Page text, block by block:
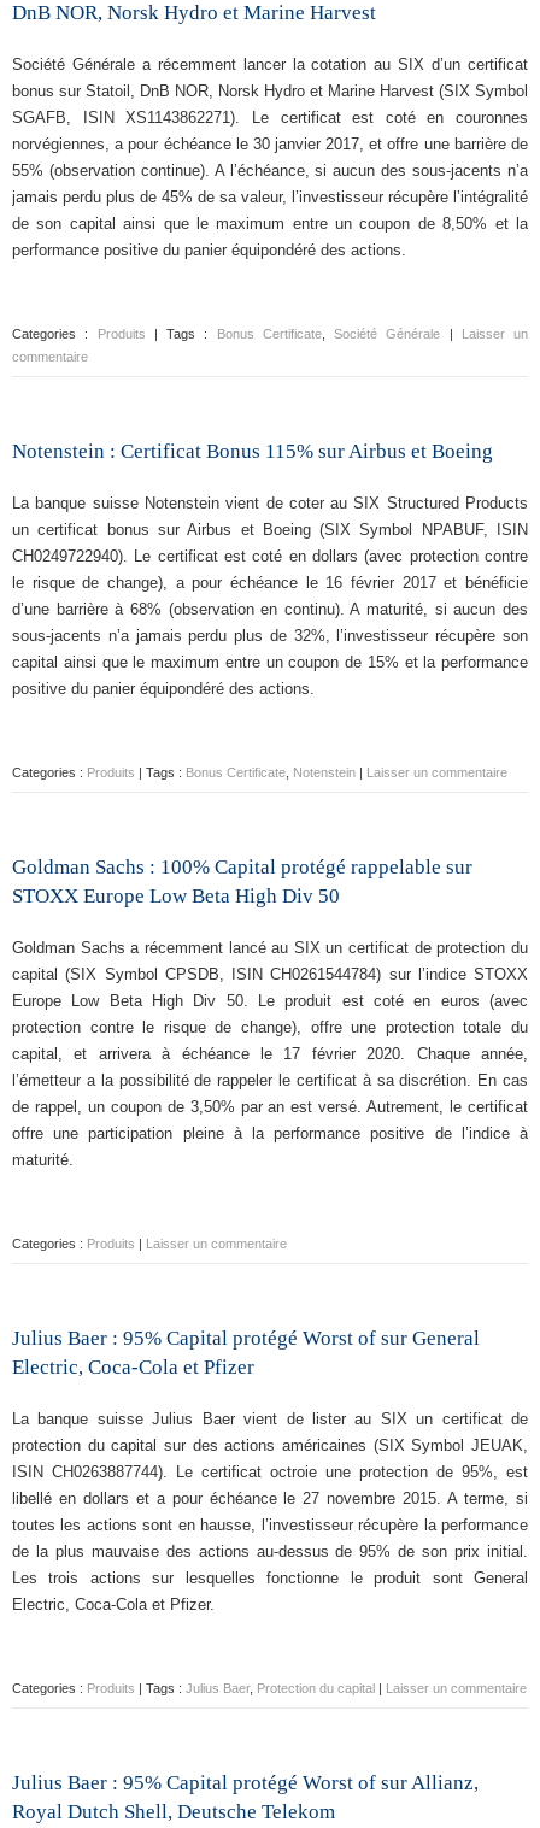
DnB NOR, Norsk Hydro et Marine Harvest
Société Générale a récemment lancer la cotation au SIX d’un certificat
bonus sur Statoil, DnB NOR, Norsk Hydro et Marine Harvest (SIX Symbol
SGAFB, ISIN XS1143862271). Le certificat est coté en couronnes
norvégiennes, a pour échéance le 30 janvier 2017, et offre une barrière de
55% (observation continue). A l’échéance, si aucun des sous-jacents n’a
jamais perdu plus de 45% de sa valeur, l’investisseur récupère l’intégralité
de son capital ainsi que le maximum entre un coupon de 8,50% et la
performance positive du panier équipondéré des actions.
Categories : Produits | Tags : Bonus Certificate, Société Générale |
Laisser un
commentaire
Notenstein : Certificat Bonus 115% sur Airbus et Boeing
La banque suisse Notenstein vient de coter au SIX Structured Products
un certificat bonus sur Airbus et Boeing (SIX Symbol NPABUF, ISIN
CH0249722940). Le certificat est coté en dollars (avec protection contre
le risque de change), a pour échéance le 16 février 2017 et bénéficie
d’une barrière à 68% (observation en continu). A maturité, si aucun des
sous-jacents n’a jamais perdu plus de 32%, l’investisseur récupère son
capital ainsi que le maximum entre un coupon de 15% et la performance
positive du panier équipondéré des actions.
Categories : Produits | Tags : Bonus Certificate Notenstein | Laisser un commentaire
Goldman Sachs : 100% Capital protégé rappelable sur
STOXX Europe Low Beta High Div 50
Goldman Sachs a récemment lancé au SIX un certificat de protection du
capital (SIX Symbol CPSDB, ISIN CH0261544784) sur l’indice STOXX
Europe Low Beta High Div 50. Le produit est coté en euros (avec
protection contre le risque de change), offre une protection totale du
capital, et arrivera à échéance le 17 février 2020. Chaque année,
l’émetteur a la possibilité de rappeler le certificat à sa discrétion. En cas
de rappel, un coupon de 3,50% par an est versé. Autrement, le certificat
offre une participation pleine à la performance positive de l’indice à
maturité.
Categories : Produits | Laisser un commentaire
Julius Baer : 95% Capital protégé Worst of sur General
Electric, Coca-Cola et Pfizer
La banque suisse Julius Baer vient de lister au SIX un certificat de
protection du capital sur des actions américaines (SIX Symbol JEUAK,
ISIN CH0263887744). Le certificat octroie une protection de 95%, est
libellé en dollars et a pour échéance le 27 novembre 2015. A terme, si
toutes les actions sont en hausse, l’investisseur récupère la performance
de la plus mauvaise des actions au-dessus de 95% de son prix initial.
Les trois actions sur lesquelles fonctionne le produit sont General
Electric, Coca-Cola et Pfizer.
Categories : Produits | Tags : Julius Baer, Protection du capital | Laisser un commentaire
Julius Baer : 95% Capital protégé Worst of sur Allianz,
Royal Dutch Shell, Deutsche Telekom